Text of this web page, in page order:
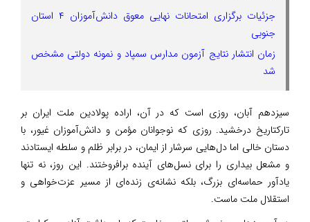
جزئیات برگزاری امتحانات نهایی معوق دانش‌آموزان ۴ استان
جنوبی
زمان انتشار نتایج آزمون مدارس سمپاد و نمونه دولتی مشخص
شد
سیزدهم آبان، روزی است که در آن، اراده پولادین ملت ایران بر
تارکتاریخ درخشید. روزی که نوجوانان مؤمن و دانش‌آموزان غیور، با
دستان خالی اما دل‌هایی سرشار از ایمان، در برابر ظلم و سلطه ایستادند
و مشعل بیداری را برای نسل‌های آینده برافروختند. این روز، نه تنها
یادآور حماسه‌ای بزرگ، بلکه نشانه‌ی زنده‌ای از مسیر عزت‌خواهی و
استقلال ملت ماست.